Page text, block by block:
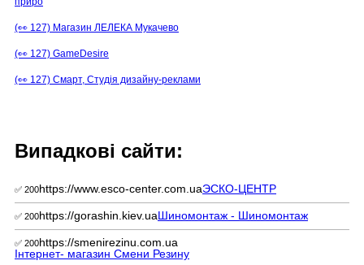
(👀 127) Магазин ЛЕЛЕКА Мукачево
(👀 127) GameDesire
(👀 127) Смарт, Студія дизайну-реклами
Випадкові сайти:
✅ 200https://www.esco-center.com.uaЭСКО-ЦЕНТР
✅ 200https://gorashin.kiev.uaШиномонтаж - Шиномонтаж
✅ 200https://smenirezinu.com.ua
Інтернет- магазин Смени Резину